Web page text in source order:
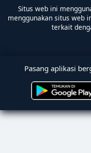
Situs web ini
menggunakan situs web
terkait
Pasang aplikasi